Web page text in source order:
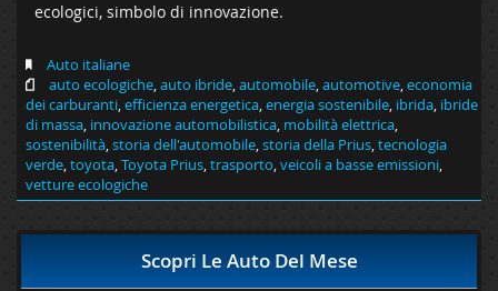
ecologici, simbolo di innovazione.
Auto italiane
auto ecologiche,auto ibride,automobile,automotive,economia
dei carburanti,efficienza energetica,energia sostenibile, ibrida, ibride
di massa, innovazione automobilistica, mobilità elettrica,
sostenibilità,storia dell'automobile,storia della Prius,tecnologia
verde,toyota,Toyota Prius,trasporto,veicoli a basse emissioni,
vetture ecologiche
Scopri Le Auto Del Mese